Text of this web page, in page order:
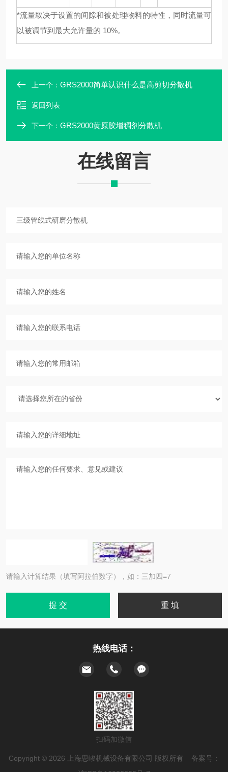
*流量取决于设置的间隙和被处理物料的特性，同时流量可
以被调节到最大允许量的 10%。
上一个： GRS2000简单认识什么是高剪切分散机
返回列表
下一个： GRS2000黄原胶增稠剂分散机
在线留言
请输入计算结果（填写阿拉伯数字），如：三加四=7
热线电话：
扫码加微信
Copyright © 2026 上海思峻机械设备有限公司 版权所有 备案号：